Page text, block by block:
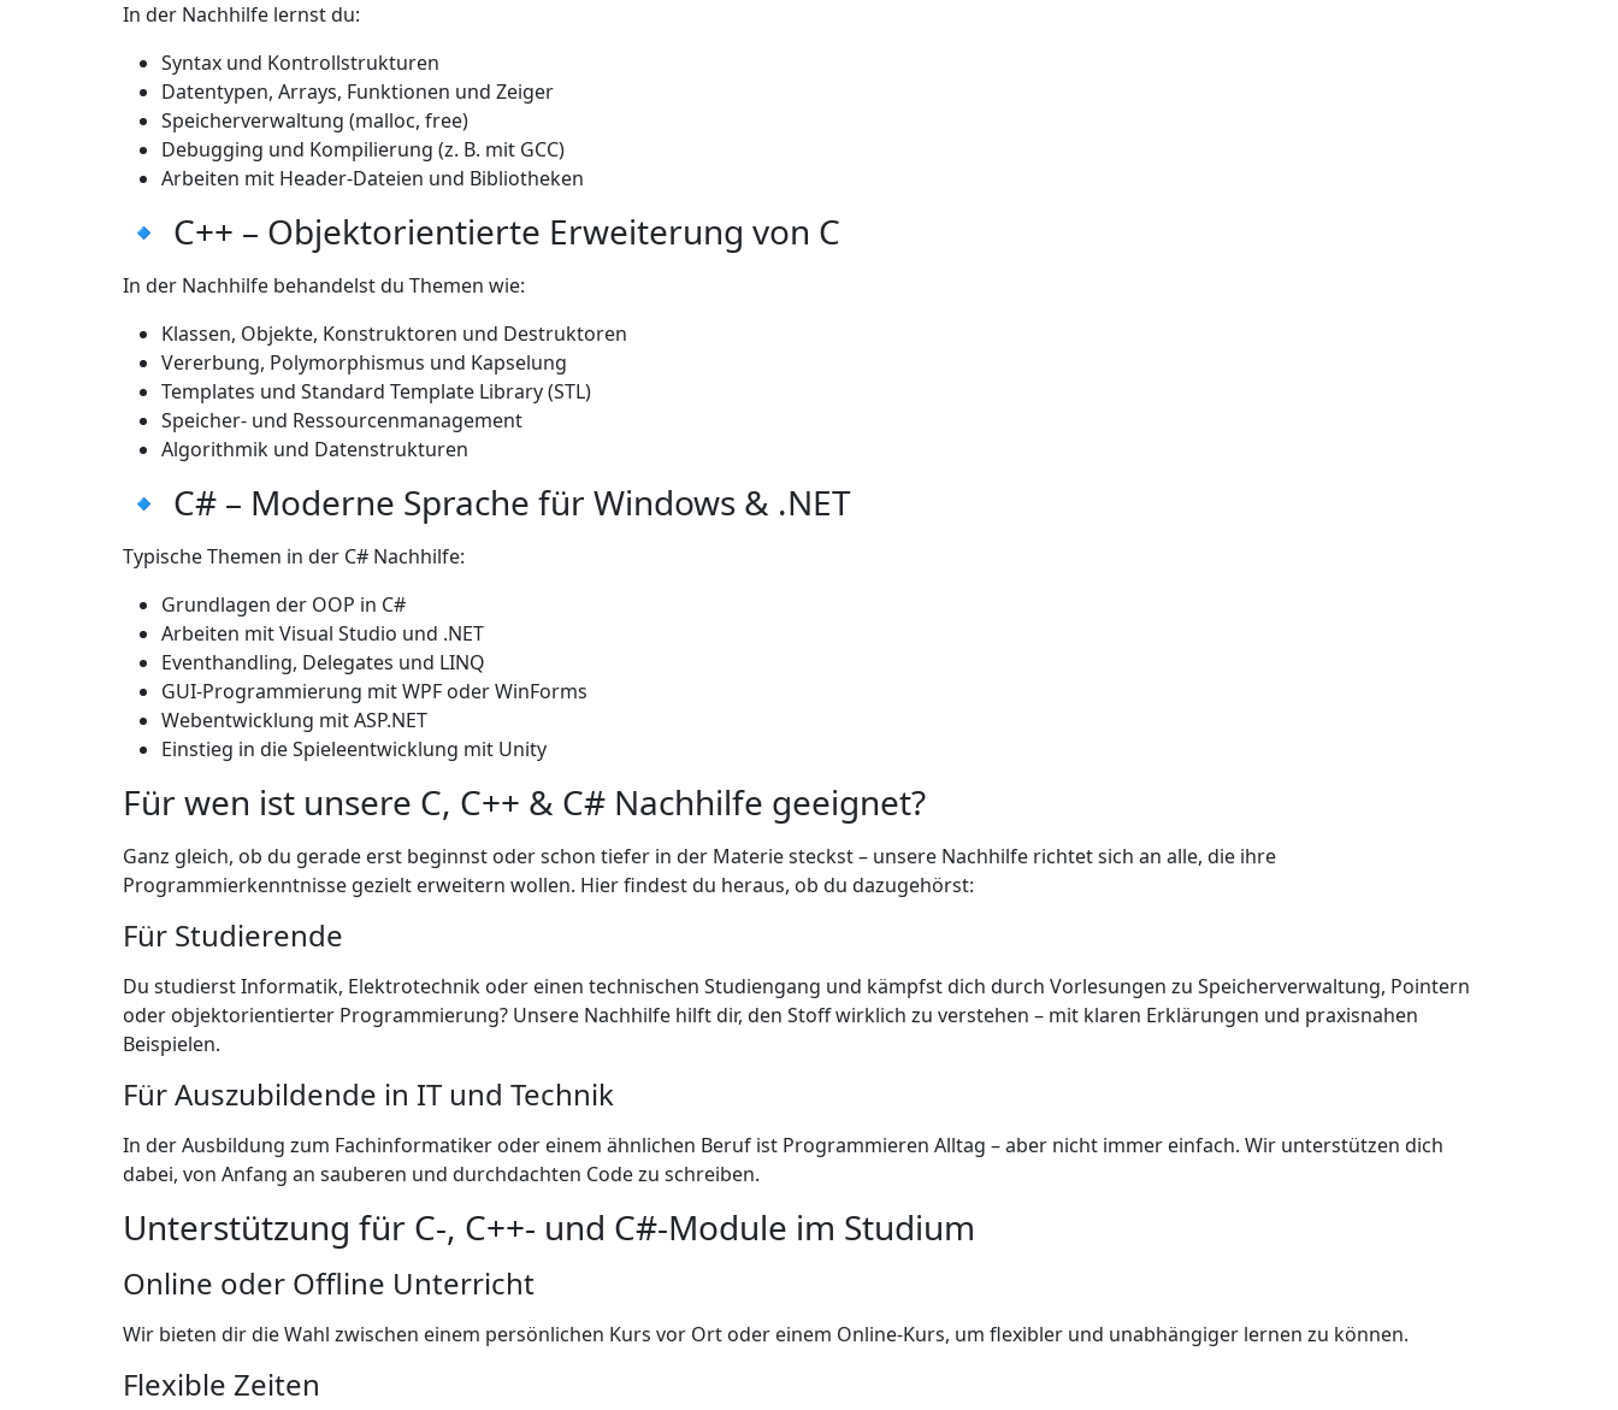
In der Nachhilfe lernst du:
Syntax und Kontrollstrukturen
Datentypen, Arrays, Funktionen und Zeiger
Speicherverwaltung (malloc, free)
Debugging und Kompilierung (z. B. mit GCC)
Arbeiten mit Header-Dateien und Bibliotheken
🔹 C++ – Objektorientierte Erweiterung von C
In der Nachhilfe behandelst du Themen wie:
Klassen, Objekte, Konstruktoren und Destruktoren
Vererbung, Polymorphismus und Kapselung
Templates und Standard Template Library (STL)
Speicher- und Ressourcenmanagement
Algorithmik und Datenstrukturen
🔹 C# – Moderne Sprache für Windows & .NET
Typische Themen in der C# Nachhilfe:
Grundlagen der OOP in C#
Arbeiten mit Visual Studio und .NET
Eventhandling, Delegates und LINQ
GUI-Programmierung mit WPF oder WinForms
Webentwicklung mit ASP.NET
Einstieg in die Spieleentwicklung mit Unity
Für wen ist unsere C, C++ & C# Nachhilfe geeignet?
Ganz gleich, ob du gerade erst beginnst oder schon tiefer in der Materie steckst – unsere Nachhilfe richtet sich an alle, die ihre
Programmierkenntnisse gezielt erweitern wollen. Hier findest du heraus, ob du dazugehörst:
Für Studierende
Du studierst Informatik, Elektrotechnik oder einen technischen Studiengang und kämpfst dich durch Vorlesungen zu Speicherverwaltung, Pointern
oder objektorientierter Programmierung? Unsere Nachhilfe hilft dir, den Stoff wirklich zu verstehen – mit klaren Erklärungen und praxisnahen
Beispielen.
Für Auszubildende in IT und Technik
In der Ausbildung zum Fachinformatiker oder einem ähnlichen Beruf ist Programmieren Alltag – aber nicht immer einfach. Wir unterstützen dich
dabei, von Anfang an sauberen und durchdachten Code zu schreiben.
Unterstützung für C-, C++- und C#-Module im Studium
Online oder Offline Unterricht
Wir bieten dir die Wahl zwischen einem persönlichen Kurs vor Ort oder einem Online-Kurs, um flexibler und unabhängiger lernen zu können.
Flexible Zeiten